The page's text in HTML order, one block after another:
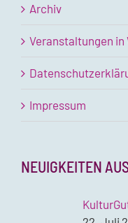
Archiv
Veranstaltungen in
Impressum
NEUIGKEITEN